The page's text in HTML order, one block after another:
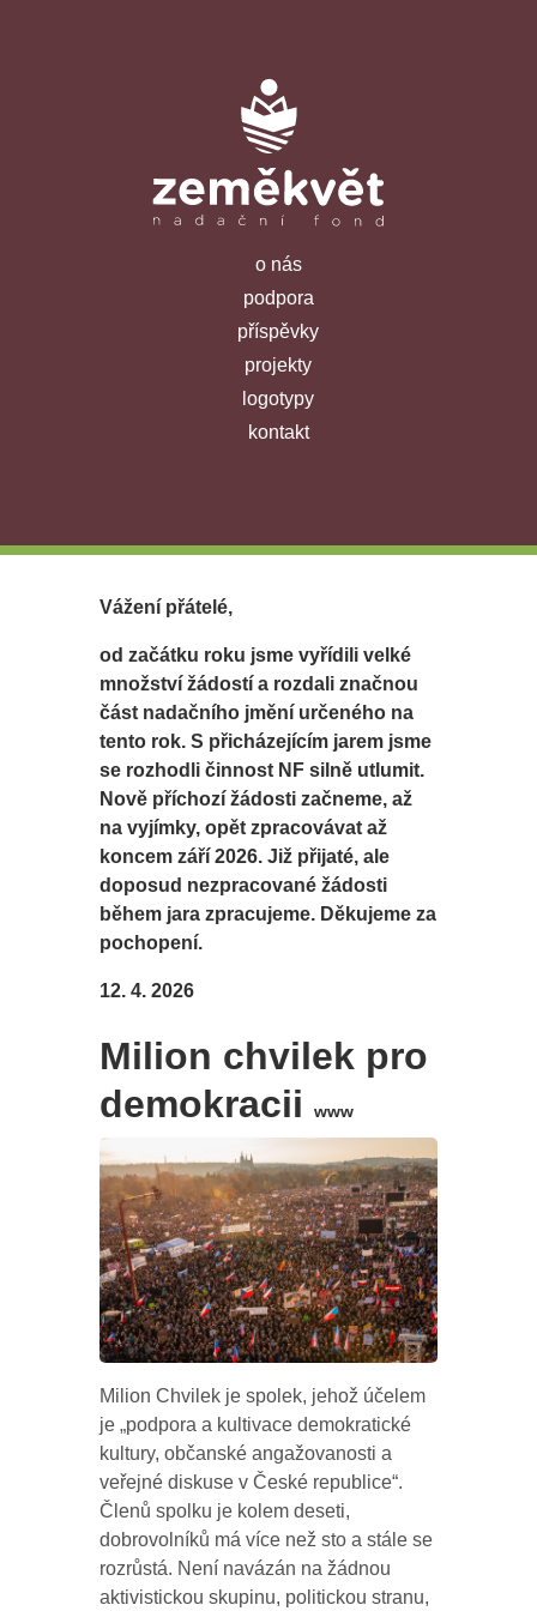
o nás
podpora
příspěvky
projekty
logotypy
kontakt
Vážení přátelé,
od začátku roku jsme vyřídili velké
množství žádostí a rozdali značnou
část nadačního jmění určeného na
tento rok. S přicházejícím jarem jsme
se rozhodli činnost NF silně utlumit.
Nově příchozí žádosti začneme, až
na vyjímky, opět zpracovávat až
koncem září 2026. Již přijaté, ale
doposud nezpracované žádosti
během jara zpracujeme. Děkujeme za
pochopení.
12. 4. 2026
Milion chvilek pro
demokraciiwww
Milion Chvilek je spolek, jehož účelem
je „podpora a kultivace demokratické
kultury, občanské angažovanosti a
veřejné diskuse v České republice“.
Členů spolku je kolem deseti,
dobrovolníků má více než sto a stále se
rozrůstá. Není navázán na žádnou
aktivistickou skupinu, politickou stranu,